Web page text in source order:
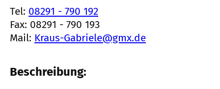
Tel: 08291 - 790 192
Fax: 08291 - 790 193
Mail: Kraus-Gabriele@gmx.de
Beschreibung: